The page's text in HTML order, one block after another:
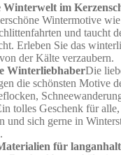
Winterwelt im
Wintermotive wie
und taucht
Erleben Sie das
der Kälte verzaubern.
WinterliebhaberDie
die schönsten Motive
tolles Geschenk für
und sich gerne in
für